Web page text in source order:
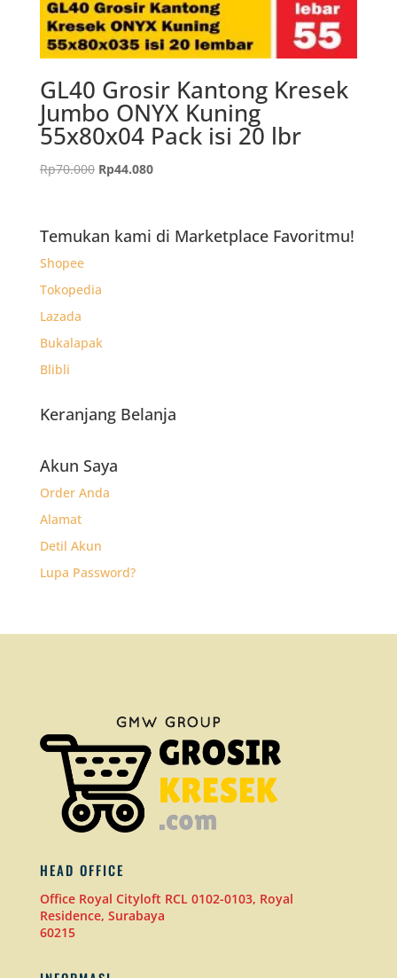
GL40 Grosir Kantong Kresek
Jumbo ONYX Kuning
55x80x04 Pack isi 20 lbr
Rp70.000 Harga
Rp70.000.
Rp44.080Harga
adalah:
Temukan kami di Marketplace Favoritmu!
Shopee
Tokopedia
Lazada
Bukalapak
Blibli
Keranjang Belanja
Akun Saya
Order Anda
Alamat
Detil Akun
Lupa Password?
HEAD OFFICE
Office Royal Cityloft RCL 0102-0103, Royal
Residence, Surabaya
60215